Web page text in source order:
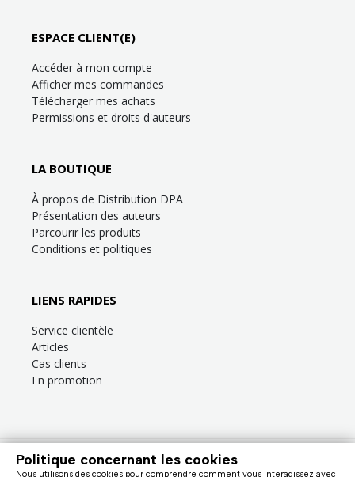
ESPACE CLIENT(E)
Accéder à mon compte
Afficher mes commandes
Télécharger mes achats
Permissions et droits d'auteurs
LA BOUTIQUE
À propos de Distribution DPA
Présentation des auteurs
Parcourir les produits
Conditions et politiques
LIENS RAPIDES
Service clientèle
Articles
Cas clients
En promotion
Besoin d’aide?Consultez laFAQ ou la section Service clientèle
Politique concernant les cookies
Nous utilisons des cookies pour comprendre comment vous interagissez avec